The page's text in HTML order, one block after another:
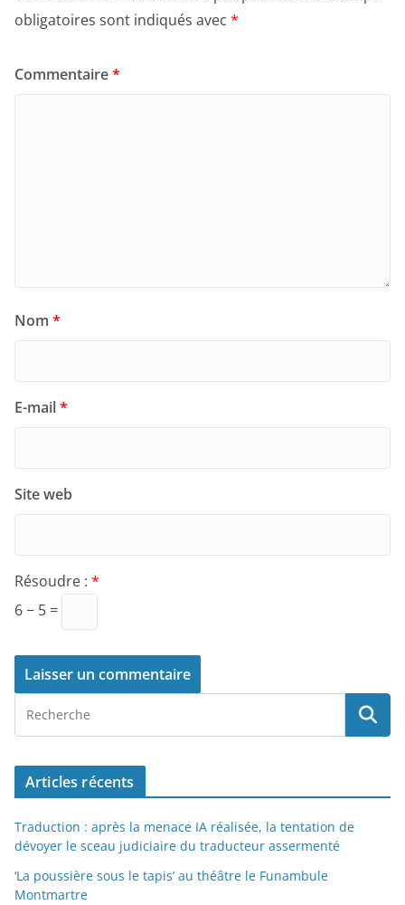
obligatoires sont indiqués avec *
Commentaire*
Nom *
E-mail*
Site web
Résoudre : *
6 − 5 =
Articles récents
Traduction : après la menace IA réalisée, la tentation de
dévoyer le sceau judiciaire du traducteur assermenté
‘La poussière sous le tapis’ au théâtre le Funambule
Montmartre